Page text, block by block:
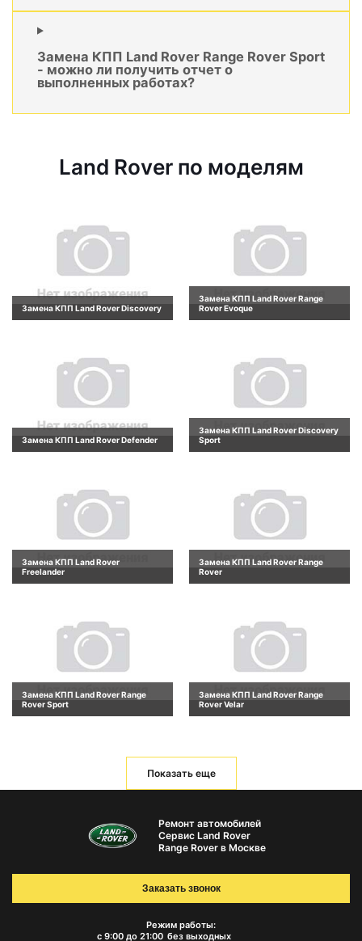
Замена КПП Land Rover Range Rover Sport
- можно ли получить отчет о
выполненных работах?
Land Rover по моделям
Замена КПП Land Rover Discovery
Замена КПП Land Rover Range
Rover Evoque
Замена КПП Land Rover Defender
Замена КПП Land Rover Discovery
Sport
Замена КПП Land Rover
Freelander
Замена КПП Land Rover Range
Rover
Замена КПП Land Rover Range
Rover Sport
Замена КПП Land Rover Range
Rover Velar
Показать еще
Ремонт автомобилей
Сервис Land Rover
Range Rover в Москве
Режим работы:
с 9:00 до 21:00 без выходных
Заказать звонок